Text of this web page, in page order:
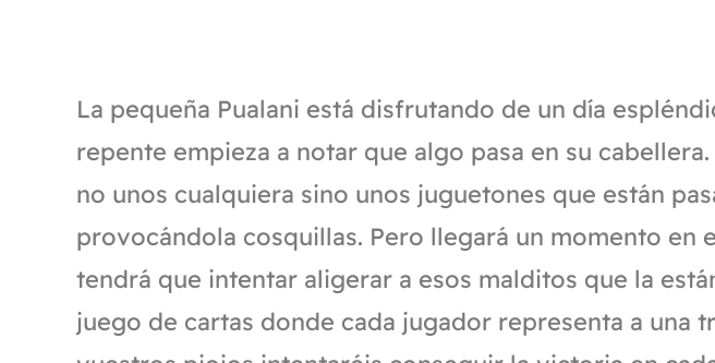
La pequeña Pualani está disfrutando de un día
repente empieza a notar que algo pasa en su
no unos cualquiera sino unos juguetones que están
provocándola cosquillas. Pero llegará un momento en
tendrá que intentar aligerar a esos malditos que la
juego de cartas donde cada jugador representa a una